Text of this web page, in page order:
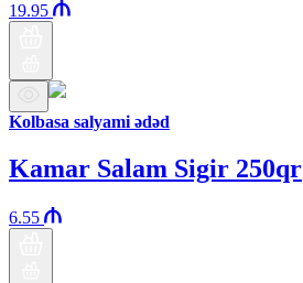
19.95
Kolbasa salyami ədəd
Kamar Salam Sigir 250qr
6.55